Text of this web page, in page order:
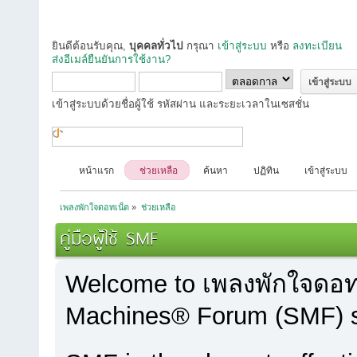
ยินดีต้อนรับคุณ, บุคคลทั่วไป กรุณา เข้าสู่ระบบ หรือ ลงทะเบียน
ส่งอีเมล์ยืนยันการใช้งาน?
เข้าสู่ระบบด้วยชื่อผู้ใช้ รหัสผ่าน และระยะเวลาในเซสชั่น
หน้าแรก ช่วยเหลือ ค้นหา ปฏิทิน เข้าสู่ระบบ
เพลงพักใจดอทเน็ต » ช่วยเหลือ
คู่มือผู้ใช้ SMF
Welcome to เพลงพักใจดอ
Machines® Forum (SMF)